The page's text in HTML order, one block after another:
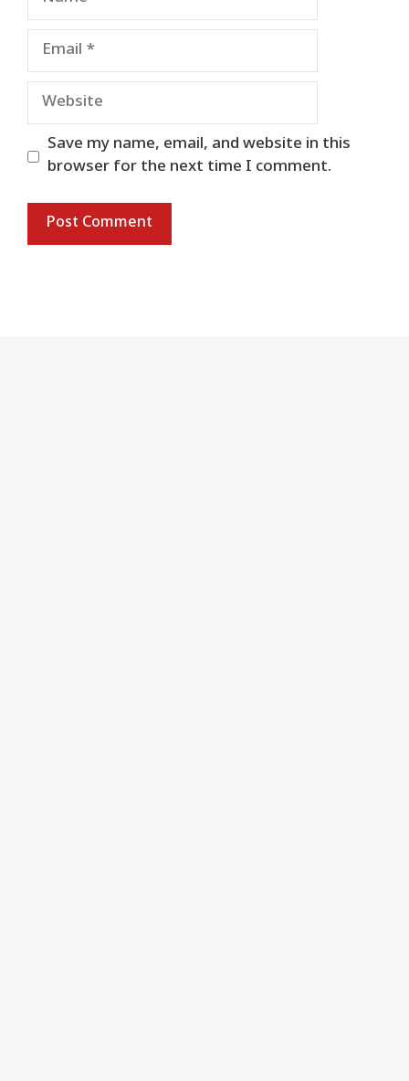
Email
Website
Save my name, email, and website in this
browser for the next time I comment.